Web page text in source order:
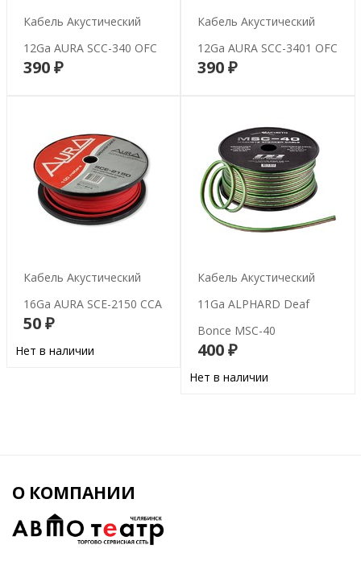
Кабель Акустический
12Ga AURA SCC-340 OFC
390 ₽В корзину
Кабель Акустический
12Ga AURA SCC-3401 OFC
390 ₽В корзину
Кабель Акустический
16Ga AURA SCE-2150 CCA
50 ₽
Нет в наличии
Кабель Акустический
11Ga ALPHARD Deaf
Bonce MSC-40
400 ₽
Нет в наличии
О КОМПАНИИ